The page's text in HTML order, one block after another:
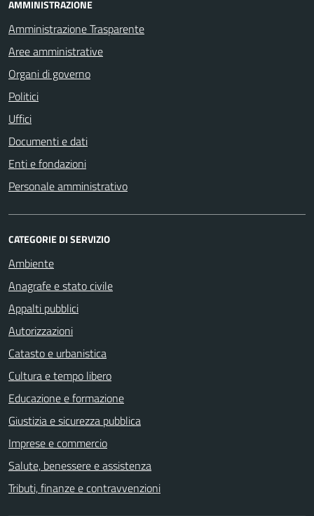
AMMINISTRAZIONE
Amministrazione Trasparente
Aree amministrative
Organi di governo
Politici
Uffici
Documenti e dati
Enti e fondazioni
Personale amministrativo
CATEGORIE DI SERVIZIO
Ambiente
Anagrafe e stato civile
Appalti pubblici
Autorizzazioni
Catasto e urbanistica
Cultura e tempo libero
Educazione e formazione
Giustizia e sicurezza pubblica
Imprese e commercio
Salute, benessere e assistenza
Tributi, finanze e contravvenzioni